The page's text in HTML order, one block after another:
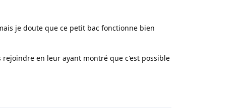
je doute que ce petit bac fonctionne bien
en leur ayant montré que c'est possible